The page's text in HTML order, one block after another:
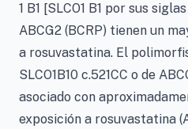
1 B1 [SLCO1 B1 por sus
ABCG2 (BCRP) tienen un
a rosuvastatina. El
SLCO1B10 c.521CC o de
asociado con
exposición a rosuvastatina